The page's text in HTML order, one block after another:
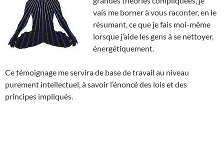
vais me borner à vous raconter, en le
résumant, ce que je fais moi-même
lorsque j’aide les gens à se nettoyer,
énergétiquement.
Ce témoignage me servira de base de travail au niveau
purement intellectuel, à savoir l’énoncé des lois et des
principes impliqués.